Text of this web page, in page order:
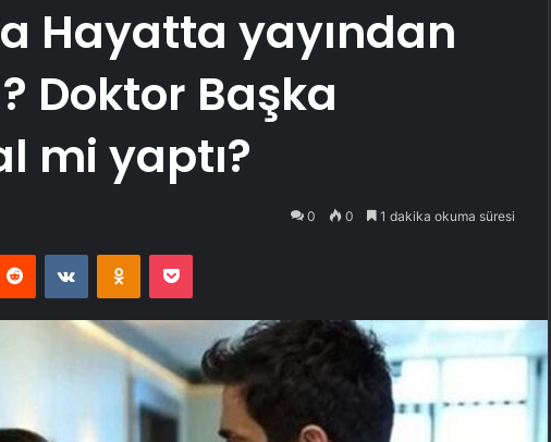
Hayatta yayından
Doktor Başka
mi yaptı?
0 0 1 dakika okuma süresi
Reddit VKontakteOdnoklassniki
Pocket